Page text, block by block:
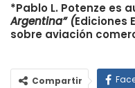
*Pablo L. Potenze es
Argentina” (Ediciones
sobre aviación
Compartir